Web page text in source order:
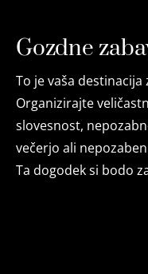
Gozdne
To je vaša
Organizirajte
slovesnost,
večerjo ali
Ta dogodek si bodo